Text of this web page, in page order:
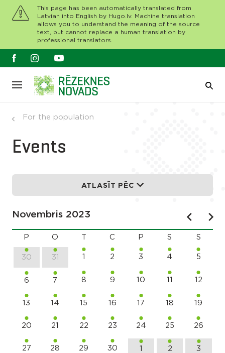
This page has been automatically translated from
Latvian into English by Hugo.lv. Machine translation
allows you to understand the meaning of the source
text, but cannot replace a human translation by
professional translators.
For the population
Events
ATLASĪT PĒC
Novembris 2023
P O C P S S
30 31 1 2 3 4 5
6 7 8 9 10 11 12
13 14 15 16 17 18 19
20 21 22 23 24 25 26
27 28 29 30 1 2 3